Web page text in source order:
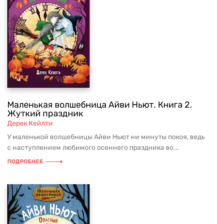
Маленькая волшебница Айви Ньют. Книга 2.
Жуткий праздник
Дерек Кейлти
У маленькой волшебницы Айви Ньют ни минуты покоя, ведь
с наступлением любимого осеннего праздника во...
ПОДРОБНЕЕ